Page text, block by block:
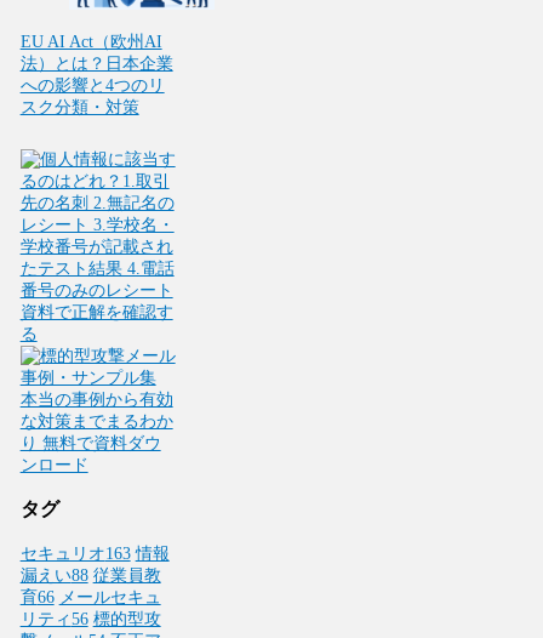
EU AI Act（欧州AI
法）とは？日本企業
への影響と4つのリ
スク分類・対策
タグ
セキュリオ163 情報
漏えい88 従業員教
育66 メールセキュ
リティ 56 標的型攻